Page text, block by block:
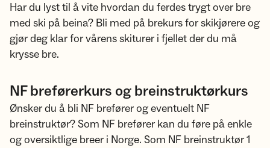
Har du lyst til å vite hvordan du ferdes trygt over bre
med ski på beina? Bli med på brekurs for skikjørere og
gjør deg klar for vårens skiturer i fjellet der du må
krysse bre.
NF breførerkurs og breinstruktørkurs
Ønsker du å bli NF brefører og eventuelt NF
breinstruktør? Som NF brefører kan du føre på enkle
og oversiktlige breer i Norge. Som NF breinstruktør 1